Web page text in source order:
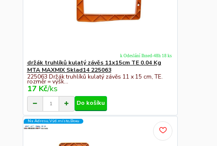
držák truhlíků kulatý závěs 11x15cm TE 0.04 Kg
MTA MAXMIX Sklad14 225063
225063 Držák truhlíků kulatý závěs 11 x 15 cm, TE.
rozměr = výšk...
17 Kč/ks
k Odeslání Ihned-48h 18 ks
Do košíku
Na Adresu,Výd.místo,Boxu